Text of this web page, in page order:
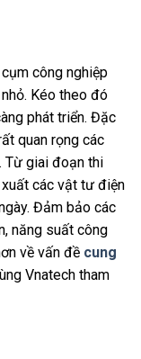
công nghiệp
Kéo theo đó
phát triển. Đặc
quan rọng các
Từ giai đoạn thi
các vật tư điện
Đảm bảo các
năng suất công
về vấn đề cung
Vnatech tham